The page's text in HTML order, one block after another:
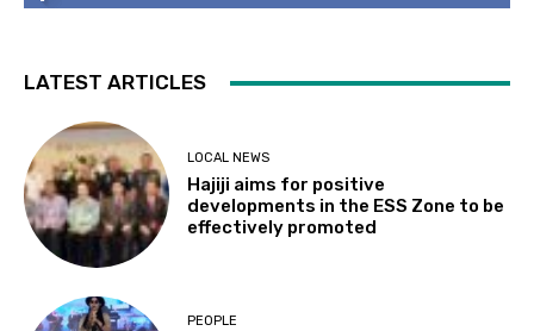
LATEST ARTICLES
LOCAL NEWS
Hajiji aims for positive
developments in the ESS Zone to be
effectively promoted
PEOPLE